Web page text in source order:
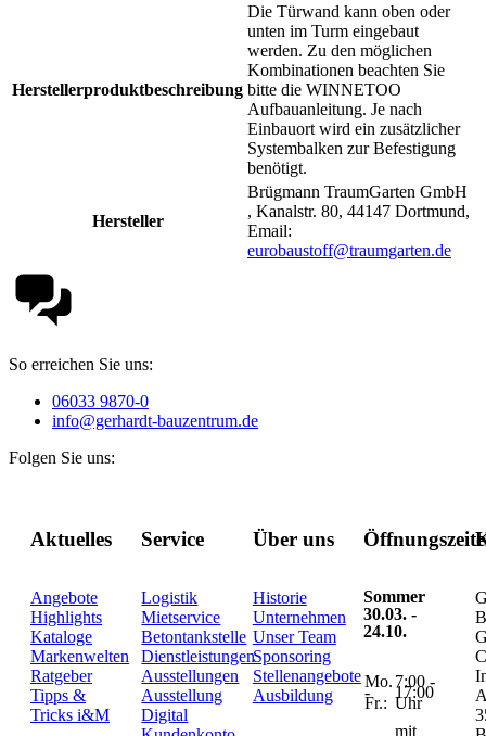
Herstellerproduktbeschreibung
Die Türwand kann oben oder
unten im Turm eingebaut
werden. Zu den möglichen
Kombinationen beachten Sie
bitte die WINNETOO
Aufbauanleitung. Je nach
Einbauort wird ein zusätzlicher
Systembalken zur Befestigung
benötigt.
Hersteller
Brügmann TraumGarten GmbH
, Kanalstr. 80, 44147 Dortmund,
Email:
eurobaustoff@traumgarten.de
So erreichen Sie uns:
06033 9870-0
info@gerhardt-bauzentrum.de
Folgen Sie uns:
Aktuelles
Angebote
Highlights
Kataloge
Markenwelten
Ratgeber
Tipps &
Tricks i&M
Service
Logistik
Mietservice
Betontankstelle
Dienstleistungen
Ausstellungen
Ausstellung
Digital
Über uns
Historie
Unternehmen
Unser Team
Sponsoring
Stellenangebote
Ausbildung
Sommer
30.03. -
24.10.
Mo.
-
Fr.:
7:00 -
17:00
Uhr
mit